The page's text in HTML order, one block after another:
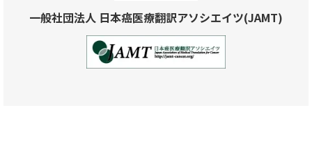
一般社団法人 日本癌医療翻訳アソシエイツ(JAMT)